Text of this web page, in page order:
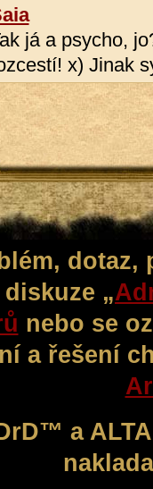
já a psycho,
x) Jinak
„
nebo se
a řešení
a